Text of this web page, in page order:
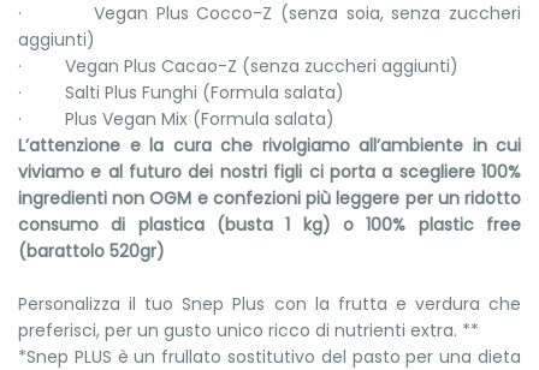
· Vegan Plus Cocco-Z (senza soia, senza zuccheri
aggiunti)
· Vegan Plus Cacao-Z (senza zuccheri aggiunti)
· Salti Plus Funghi (Formula salata)
· Plus Vegan Mix (Formula salata)
L’attenzione e la cura che rivolgiamo all’ambiente in cui
viviamo e al futuro dei nostri figli ci porta a scegliere 100%
ingredienti non OGM e confezioni più leggere per un ridotto
consumo di plastica (busta 1 kg) o 100% plastic free
(barattolo 520gr)
Personalizza il tuo Snep Plus con la frutta e verdura che
preferisci, per un gusto unico ricco di nutrienti extra. **
*Snep PLUS è un frullato sostitutivo del pasto per una dieta